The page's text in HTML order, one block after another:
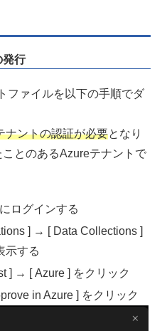
発行
ファイルを以下の手順でダ
ナントの認証が必要となり
とのあるAzureテナントで
ログインする
] → [ Data Collections ]
示する
] → [ Azure ] をクリック
in Azure ] をクリック